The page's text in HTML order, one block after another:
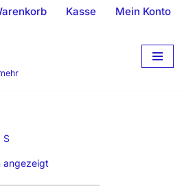
Kasse Mein Konto
S
angezeigt